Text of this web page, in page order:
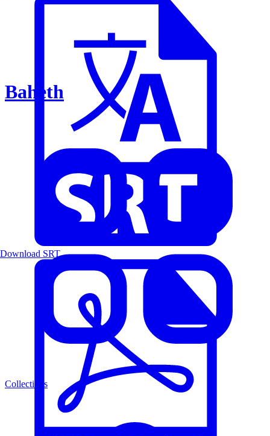
Baheth
Collections
Download SRT